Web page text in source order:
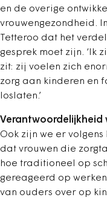
en de overige
vrouwengezondheid.
Tetteroo dat het
gesprek moet zijn. ‘Ik
zit: zij voelen zich
zorg aan kinderen en
loslaten.’
Verantwoordelijkheid
Ook zijn we er
dat vrouwen die
hoe traditioneel op
gereageerd op
van ouders over op